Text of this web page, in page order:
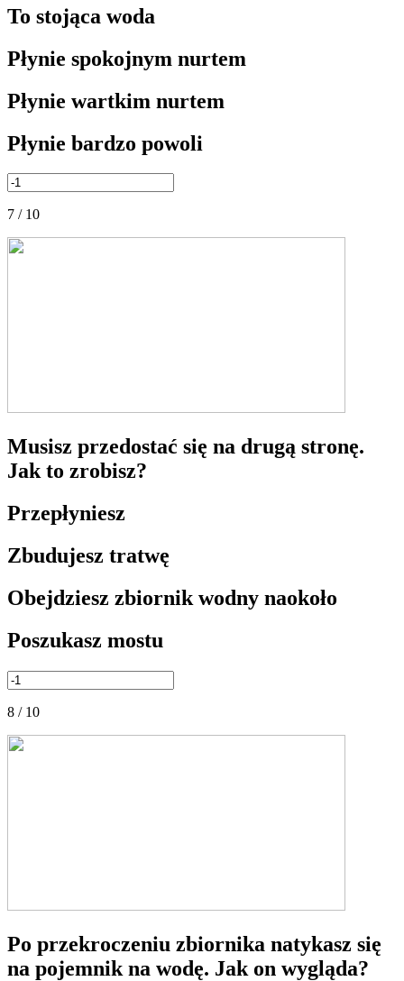
To stojąca woda
Płynie spokojnym nurtem
Płynie wartkim nurtem
Płynie bardzo powoli
7 / 10
Musisz przedostać się na drugą stronę.
Jak to zrobisz?
Przepłyniesz
Zbudujesz tratwę
Obejdziesz zbiornik wodny naokoło
Poszukasz mostu
8 / 10
Po przekroczeniu zbiornika natykasz się
na pojemnik na wodę. Jak on wygląda?